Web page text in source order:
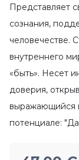
Представляет
сознания,
человечестве.
внутреннего
«быть». Несет
доверия,
выражающийся
потенциале: